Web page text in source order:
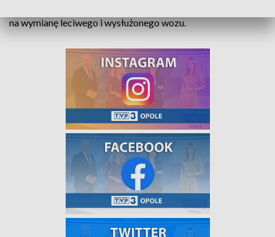
na wymianę leciwego i wysłużonego wozu.